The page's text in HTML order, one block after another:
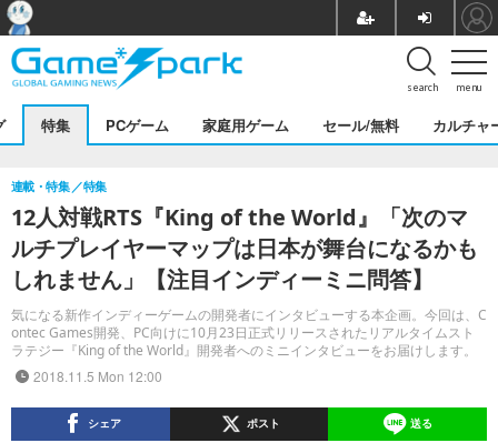
menu
search
特集 PCゲーム 家庭用ゲーム セール/無料 カルチャ
12人対戦RTS『King of the World』「次のマ
ルチプレイヤーマップは日本が舞台になるかも
しれません」【注目インディーミニ問答】
気になる新作インディーゲームの開発者にインタビューする本企画。今回は、C
ontec Games開発、PC向けに10月23日正式リリースされたリアルタイムスト
ラテジー『King of the World』開発者へのミニインタビューをお届けします。
連載・特集 特集
2018.11.5 Mon 12:00
シェア ポスト 送る